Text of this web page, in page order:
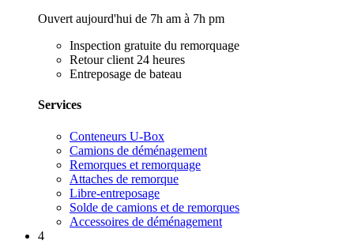
Ouvert aujourd'hui de 7h am à 7h pm
Inspection gratuite du remorquage
Retour client 24 heures
Entreposage de bateau
Services
Conteneurs U-Box
Camions de déménagement
Remorques et remorquage
Attaches de remorque
Libre-entreposage
Solde de camions et de remorques
Accessoires de déménagement
4